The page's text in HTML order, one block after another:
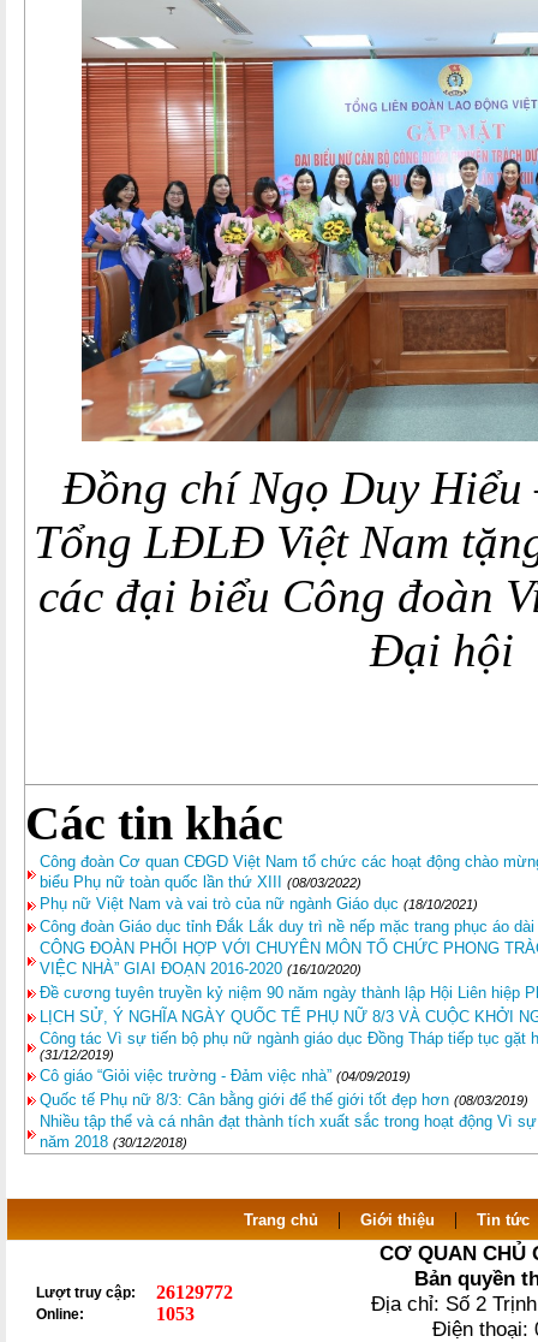
Đồng chí Ngọ Duy Hiểu
Tổng LĐLĐ Việt Nam
các đại biểu Công đoàn
Đại hội
Các tin khác
Công đoàn Cơ quan CĐGD Việt Nam tổ chức các hoạt động chào
biểu Phụ nữ toàn quốc lần thứ XIII
(08/03/2022)
Phụ nữ Việt Nam và vai trò của nữ ngành Giáo dục (18/10/2021)
Công đoàn Giáo dục tỉnh Đắk Lắk duy trì nề nếp mặc trang phục áo
CÔNG ĐOÀN PHỐI HỢP VỚI CHUYÊN MÔN TỔ CHỨC PHONG
VIỆC NHÀ” GIAI ĐOẠN 2016-2020 (16/10/2020)
Đề cương tuyên truyền kỷ niệm 90 năm ngày thành lập Hội Liên hiệp
LỊCH SỬ, Ý NGHĨA NGÀY QUỐC TẾ PHỤ NỮ 8/3 VÀ CUỘC KHỞI
Công tác Vì sự tiến bộ phụ nữ ngành giáo dục Đồng Tháp tiếp tục gặt
(31/12/2019)
Cô giáo “Giỏi việc trường - Đảm việc nhà” (04/09/2019)
Quốc tế Phụ nữ 8/3: Cân bằng giới để thế giới tốt đẹp hơn (08/03/2019)
Nhiều tập thể và cá nhân đạt thành tích xuất sắc trong hoạt động Vì
năm 2018 (30/12/2018)
Trang chủ | Giới thiệu | Tin tức
Lượt truy cập: 26129772
Online: 1053
CƠ QUAN CHỦ
Bản quyền
Địa chỉ: Số 2
Điện